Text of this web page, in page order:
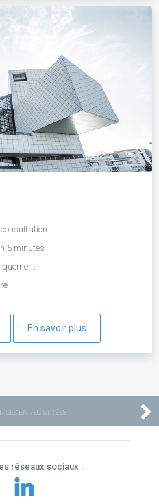
5 minutes
En savoir plus
ENREGISTRÉES
réseaux sociaux :